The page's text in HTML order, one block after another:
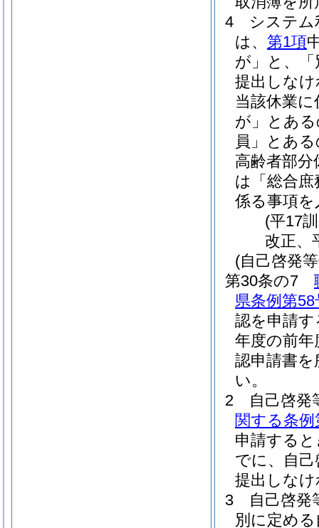
4
システム
は、 第1項
が」と、
提出しな
当該休業
が」とあ
員」とあ
高齢者部
は「総合
係る事項
(平17
改正、
(自己啓発
第30条の7
県条例第58
認を申請
年度の前
認申請書
い。
2
自己啓
関する条例
申請する
でに、自
提出しな
3
自己啓
別に定め